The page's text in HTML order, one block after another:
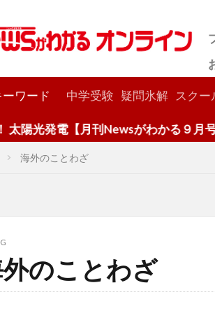
ワード 中学受験 疑問氷解 スクー
陽光発電【月刊Newsがわかる９月号】
海外のことわざ
のことわざ